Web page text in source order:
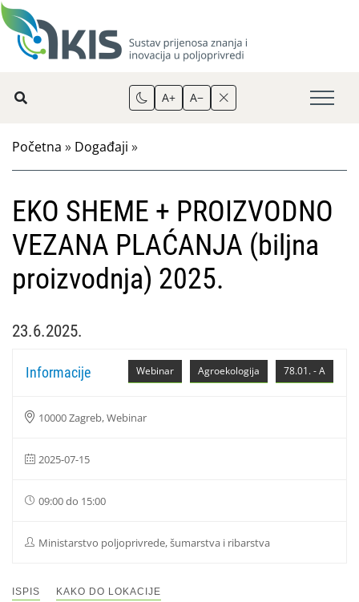
A+ A−
Početna » Događaji »
EKO SHEME + PROIZVODNO
VEZANA PLAĆANJA (biljna
proizvodnja) 2025.
23.6.2025.
78.01. - A
Agroekologija
Webinar
Informacije
10000 Zagreb, Webinar
2025-07-15
09:00 do 15:00
Ministarstvo poljoprivrede, šumarstva i ribarstva
ISPIS KAKO DO LOKACIJE